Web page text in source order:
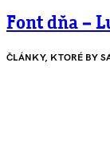
Font dňa –
ČLÁNKY, KTORÉ BY